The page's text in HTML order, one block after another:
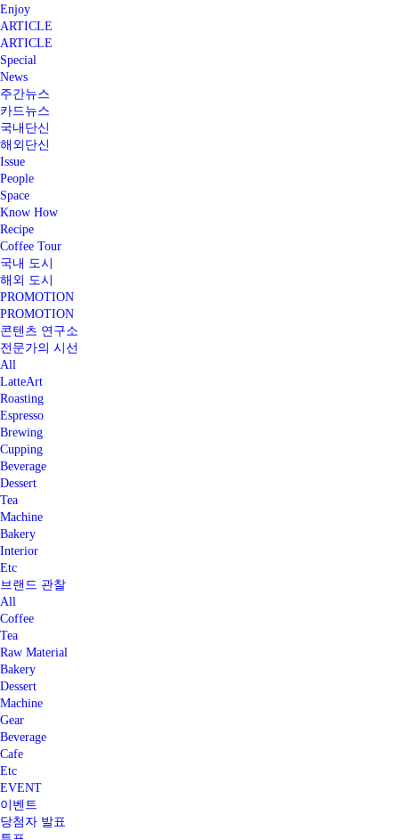
Enjoy
ARTICLE
ARTICLE
Special
News
주간뉴스
카드뉴스
국내단신
해외단신
Issue
People
Space
Know How
Recipe
Coffee Tour
국내 도시
해외 도시
PROMOTION
PROMOTION
콘텐츠 연구소
전문가의 시선
All
LatteArt
Roasting
Espresso
Brewing
Cupping
Beverage
Dessert
Tea
Machine
Bakery
Interior
Etc
브랜드 관찰
All
Coffee
Tea
Raw Material
Bakery
Dessert
Machine
Gear
Beverage
Cafe
Etc
EVENT
이벤트
당첨자 발표